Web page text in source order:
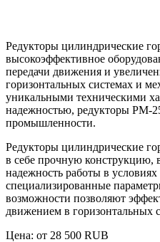
Редукторы цилиндрические
высокоэффективное
передачи движения и
горизонтальных системах и
уникальными техническими
надежностью, редукторы РМ-
промышленности.
Редукторы цилиндрические
в себе прочную конструкцию,
надежность работы в
специализированные
возможности позволяют
движением в горизонтальных
Цена: от 28 500 RUB